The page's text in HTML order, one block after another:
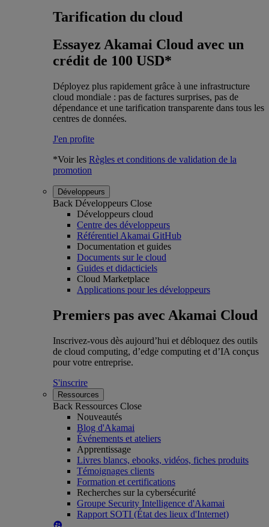
Tarification du cloud
Essayez Akamai Cloud avec un
crédit de 100 USD*
Déployez plus rapidement grâce à une infrastructure
cloud mondiale : pas de factures surprises, pas de
dépendance et une tarification transparente dans tous les
centres de données.
J'en profite
*Voir les Règles et conditions de validation de la
promotion
Développeurs
Back Développeurs Close
Développeurs cloud
Centre des développeurs
Référentiel Akamai GitHub
Documentation et guides
Documents sur le cloud
Guides et didacticiels
Cloud Marketplace
Applications pour les développeurs
Premiers pas avec Akamai Cloud
Inscrivez-vous dès aujourd’hui et débloquez des outils
de cloud computing, d’edge computing et d’IA conçus
pour votre entreprise.
S'inscrire
Ressources
Back Ressources Close
Nouveautés
Blog d'Akamai
Événements et ateliers
Apprentissage
Livres blancs, ebooks, vidéos, fiches produits
Témoignages clients
Formation et certifications
Recherches sur la cybersécurité
Groupe Security Intelligence d'Akamai
Rapport SOTI (État des lieux d'Internet)